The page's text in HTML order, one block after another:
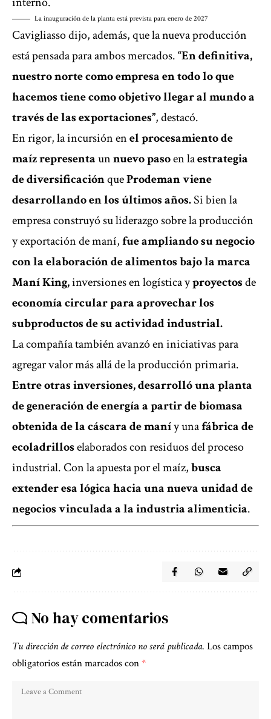
La inauguración de la planta está prevista para enero de 2027
Cavigliasso dijo, además, que la nueva producción
está pensada para ambos mercados.“En definitiva,
nuestro norte como empresa en todo lo que
hacemos tiene como objetivo llegar al mundo a
través de las exportaciones”, destacó.
En rigor, la incursión enel procesamiento de
maíz representaunnuevo pasoen laestrategia
de diversificaciónqueProdeman viene
desarrollando en los últimos años.Si bien la
empresa construyó su liderazgo sobre la producción
y exportación de maní,fue ampliando su negocio
con la elaboración de alimentos bajo la marca
Maní King,inversiones en logística yproyectosde
economía circular para aprovechar los
subproductos de su actividad industrial.
La compañía también avanzó en iniciativas para
agregar valor más allá de la producción primaria.
Entre otras inversiones, desarrolló una planta
de generación de energía a partir de biomasa
obtenida de la cáscara de maníy unafábrica de
ecoladrilloselaborados con residuos del proceso
industrial. Con la apuesta por el maíz,busca
extender esa lógica hacia una nueva unidad de
negocios vinculada a la industria alimenticia.
No hay comentarios
Tu dirección de correo electrónico no será publicada. Los campos
obligatorios están marcados con*